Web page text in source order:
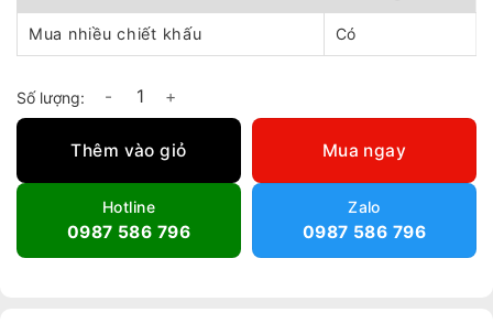
Mua nhiều chiết khấu Có
Quạt nối ống siêu âm HF-200 số lượng
Thêm vào giỏ Mua ngay
Hotline
0987 586 796
Zalo
0987 586 796